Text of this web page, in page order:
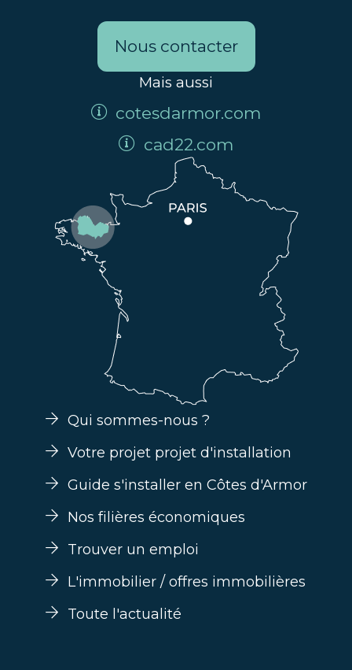
Nous contacter
Mais aussi
cotesdarmor.com
cad22.com
Qui sommes-nous ?
Votre projet projet d'installation
Guide s'installer en Côtes d'Armor
Nos filières économiques
Trouver un emploi
L'immobilier / offres immobilières
Toute l'actualité